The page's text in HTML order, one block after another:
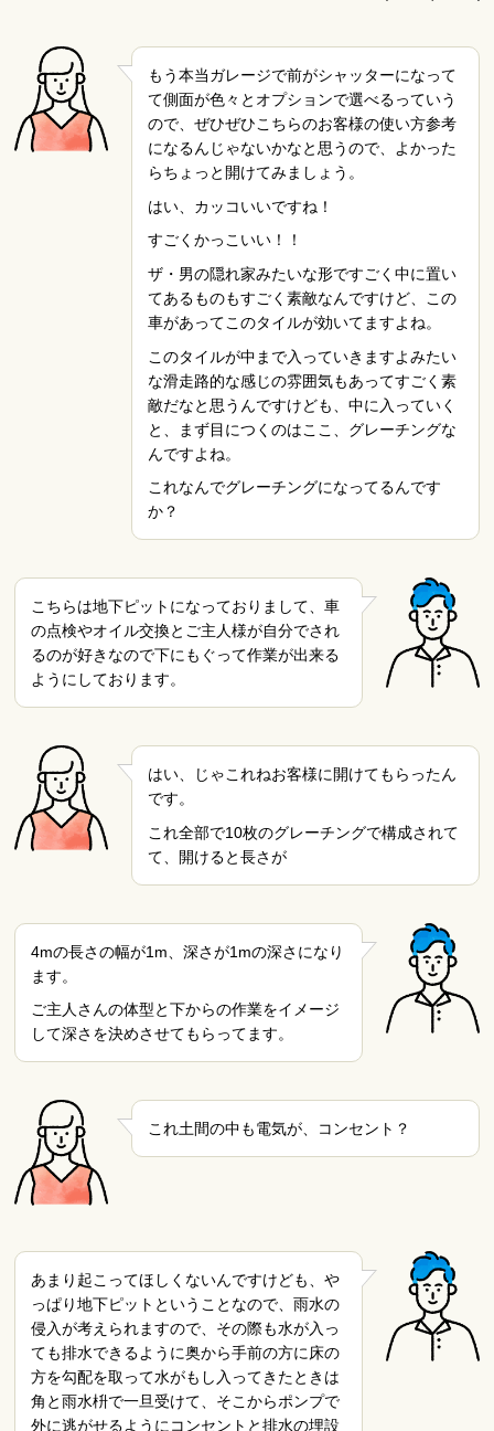
もう本当ガレージで前がシャッターになって
て側面が色々とオプションで選べるっていう
ので、ぜひぜひこちらのお客様の使い方参考
になるんじゃないかなと思うので、よかった
らちょっと開けてみましょう。
はい、カッコいいですね！
すごくかっこいい！！
ザ・男の隠れ家みたいな形ですごく中に置い
てあるものもすごく素敵なんですけど、この
車があってこのタイルが効いてますよね。
このタイルが中まで入っていきますよみたい
な滑走路的な感じの雰囲気もあってすごく素
敵だなと思うんですけども、中に入っていく
と、まず目につくのはここ、グレーチングな
んですよね。
これなんでグレーチングになってるんです
か？
こちらは地下ピットになっておりまして、車
の点検やオイル交換とご主人様が自分でされ
るのが好きなので下にもぐって作業が出来る
ようにしております。
はい、じゃこれねお客様に開けてもらったん
です。
これ全部で10枚のグレーチングで構成されて
て、開けると長さが
4mの長さの幅が1m、深さが1mの深さになり
ます。
ご主人さんの体型と下からの作業をイメージ
して深さを決めさせてもらってます。
これ土間の中も電気が、コンセント？
あまり起こってほしくないんですけども、や
っぱり地下ピットということなので、雨水の
侵入が考えられますので、その際も水が入っ
ても排水できるように奥から手前の方に床の
方を勾配を取って水がもし入ってきたときは
角と雨水枡で一旦受けて、そこからポンプで
外に逃がせるようにコンセントと排水の埋設